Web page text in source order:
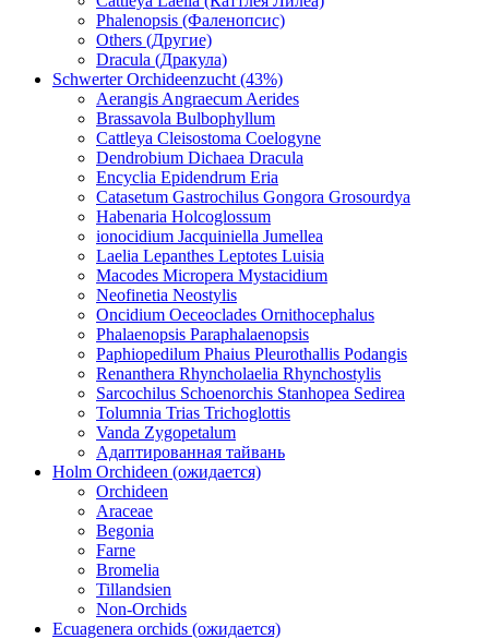
Phalenopsis (Фаленопсис)
Others (Другие)
Dracula (Дракула)
Schwerter Orchideenzucht (43%)
Aerangis Angraecum Aerides
Brassavola Bulbophyllum
Cattleya Cleisostoma Coelogyne
Dendrobium Dichaea Dracula
Encyclia Epidendrum Eria
Catasetum Gastrochilus Gongora Grosourdya
Habenaria Holcoglossum
ionocidium Jacquiniella Jumellea
Laelia Lepanthes Leptotes Luisia
Macodes Micropera Mystacidium
Neofinetia Neostylis
Oncidium Oeceoclades Ornithocephalus
Phalaenopsis Paraphalaenopsis
Paphiopedilum Phaius Pleurothallis Podangis
Renanthera Rhyncholaelia Rhynchostylis
Sarcochilus Schoenorchis Stanhopea Sedirea
Tolumnia Trias Trichoglottis
Vanda Zygopetalum
Адаптированная тайвань
Holm Orchideen (ожидается)
Orchideen
Araceae
Begonia
Farne
Bromelia
Tillandsien
Non-Orchids
Ecuagenera orchids (ожидается)